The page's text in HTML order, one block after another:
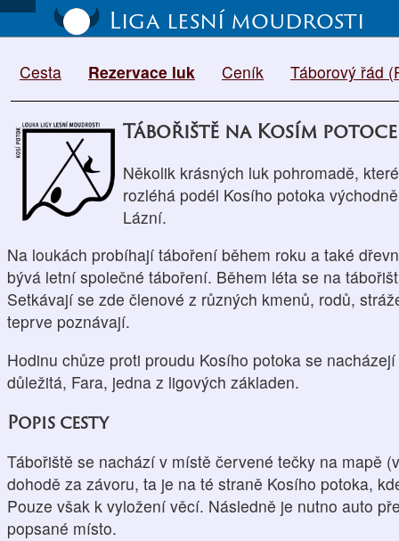
Liga lesní moudrosti
Cesta Rezervace luk Ceník Táborový řád
Tábořiště na Kosím potoce
Několik krásných luk pohromadě,
rozléhá podél Kosího potoka
Lázní.
Na loukách probíhají táboření během roku a také
bývá letní společné táboření. Během léta se na
Setkávají se zde členové z různých kmenů, rodů,
teprve poznávají.
Hodinu chůze proti proudu Kosího potoka se
důležitá, Fara, jedna z ligových základen.
Popis cesty
Tábořiště se nachází v místě červené tečky na mapě
dohodě za závoru, ta je na té straně Kosího potoka,
Pouze však k vyložení věcí. Následně je nutno auto
popsané místo.